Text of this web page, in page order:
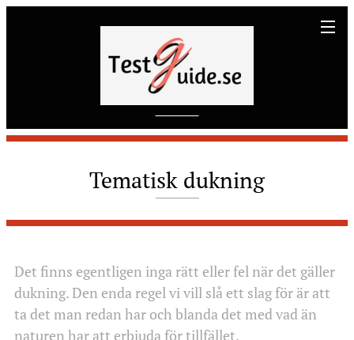
Tematisk dukning
Det finns egentligen inga rätt eller fel när det gäller
dukning. Den enda regel vi vill slå ett slag för är att
ta det man redan har och blanda det med vad än
naturen har att erbjuda för tillfället.